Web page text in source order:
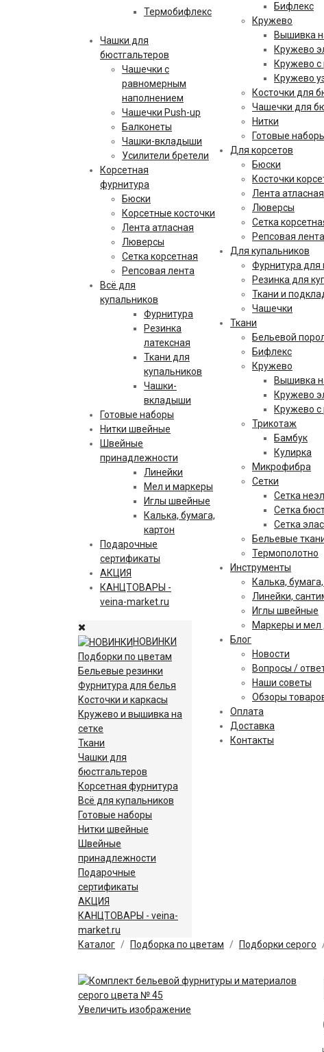
Термобифлекс
Чашки для
бюстгальтеров
Чашечки с
равномерным
наполнением
Чашечки Push-up
Балконеты
Чашки-вкладыши
Усилители бретели
Корсетная
фурнитура
Бюски
Корсетные косточки
Лента атласная
Люверсы
Сетка корсетная
Репсовая лента
Всё для
купальников
Фурнитура
Резинка
латексная
Ткани для
купальников
Чашки-
вкладыши
Готовые наборы
Нитки швейные
Швейные
принадлежности
Линейки
Мел и маркеры
Иглы швейные
Калька, бумага,
картон
Подарочные
сертификаты
АКЦИЯ
КАНЦТОВАРЫ -
veina-market.ru
НОВИНКИ
Подборки по цветам
Бельевые резинки
Фурнитура для белья
Косточки и каркасы
Кружево и вышивка на
сетке
Ткани
Чашки для
бюстгальтеров
Корсетная фурнитура
Всё для купальников
Готовые наборы
Нитки швейные
Швейные
принадлежности
Подарочные
сертификаты
АКЦИЯ
КАНЦТОВАРЫ - veina-
market.ru
Бифлекс
Кружево
Вышивка
Кружево
Кружево с
Кружево
Косточки для
Чашечки для
Нитки
Готовые
Для корсетов
Бюски
Косточки
Лента атласная
Люверсы
Сетка
Репсовая лента
Для купальников
Фурнитура для
Резинка для
Ткани и
Чашечки
Ткани
Бельевой
Бифлекс
Кружево
Вышивка
Кружево
Кружево с
Трикотаж
Бамбук
Кулирка
Микрофибра
Сетки
Сетка
Сетка
Сетка
Бельевые
Термополотно
Инструменты
Калька,
Линейки,
Иглы швейные
Маркеры и мел
Блог
Новости
Вопросы /
Наши советы
Обзоры
Оплата
Доставка
Контакты
Каталог Подборка по цветам Подборки серого
Увеличить изображение